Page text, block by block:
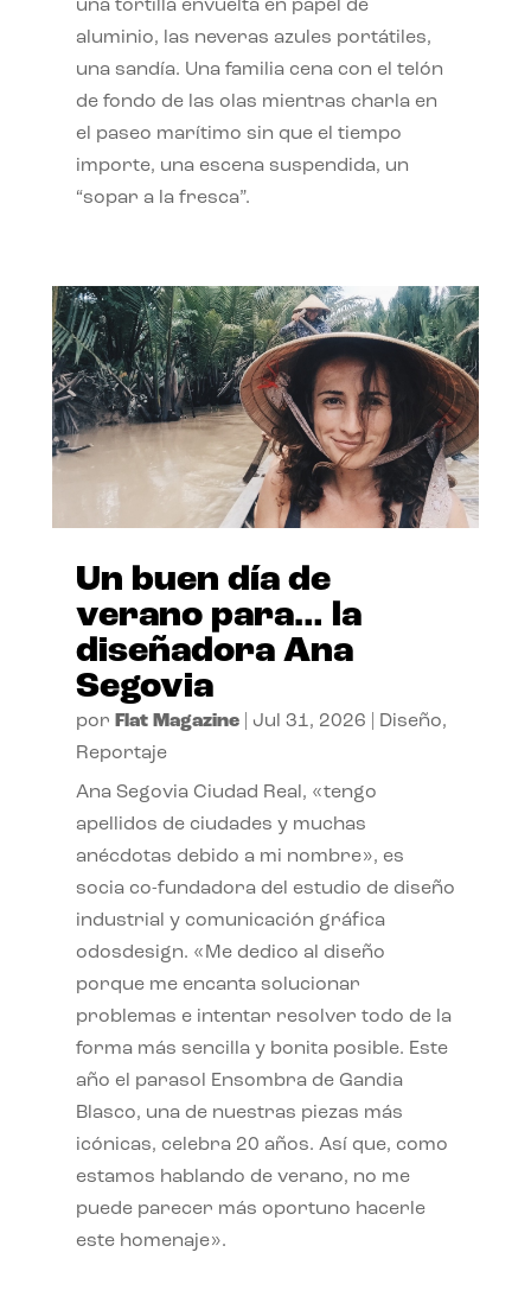
una tortilla envuelta en papel de
aluminio, las neveras azules portátiles,
una sandía. Una familia cena con el telón
de fondo de las olas mientras charla en
el paseo marítimo sin que el tiempo
importe, una escena suspendida, un
“sopar a la fresca”.
Un buen día de
verano para… la
diseñadora Ana
Segovia
por Flat Magazine| Jul 31, 2026 Diseño,
Reportaje
Ana Segovia Ciudad Real, «tengo
apellidos de ciudades y muchas
anécdotas debido a mi nombre», es
socia co-fundadora del estudio de diseño
industrial y comunicación gráfica
odosdesign. «Me dedico al diseño
porque me encanta solucionar
problemas e intentar resolver todo de la
forma más sencilla y bonita posible. Este
año el parasol Ensombra de Gandia
Blasco, una de nuestras piezas más
icónicas, celebra 20 años. Así que, como
estamos hablando de verano, no me
puede parecer más oportuno hacerle
este homenaje».